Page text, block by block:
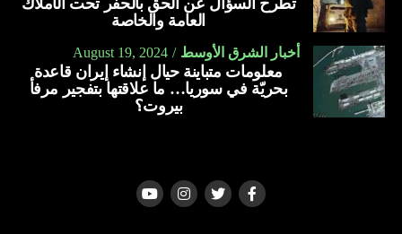
تطرح السؤال عن الحق بالحفر تحت الأملاك
العامة والخاصة
أخبار الشرق الأوسط August 19, 2024
معلومات متباينة حيال إنشاء إيران قاعدة
بحريّة في سوريا… ما علاقتها بتفجير مرفأ
بيروت؟